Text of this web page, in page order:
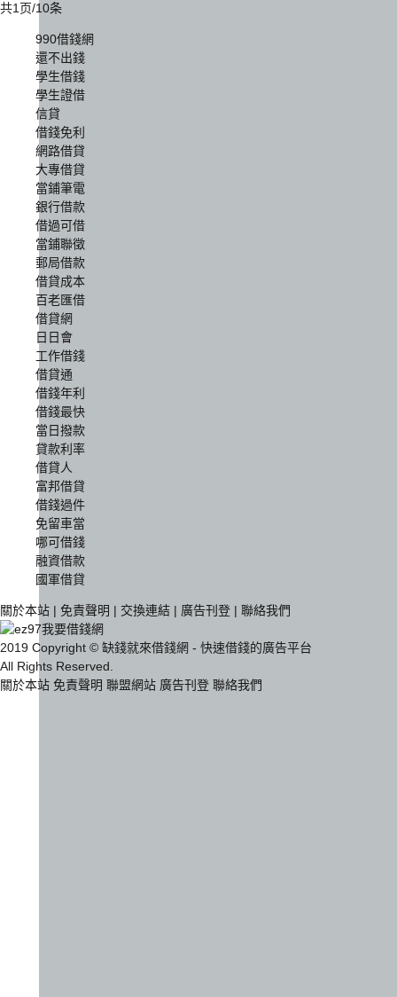
共1页/10条
990借錢網
還不出錢
學生借錢
學生證借
信貸
借錢免利
網路借貸
大專借貸
當鋪筆電
銀行借款
借過可借
當鋪聯徵
郵局借款
借貸成本
百老匯借
借貸網
日日會
工作借錢
借貸通
借錢年利
借錢最快
當日撥款
貸款利率
借貸人
富邦借貸
借錢過件
免留車當
哪可借錢
融資借款
國軍借貸
關於本站 | 免責聲明 | 交換連結 | 廣告刊登 | 聯絡我們
2019 Copyright © 缺錢就來借錢網 - 快速借錢的廣告平台
All Rights Reserved.
關於本站 免責聲明 聯盟網站 廣告刊登 聯絡我們